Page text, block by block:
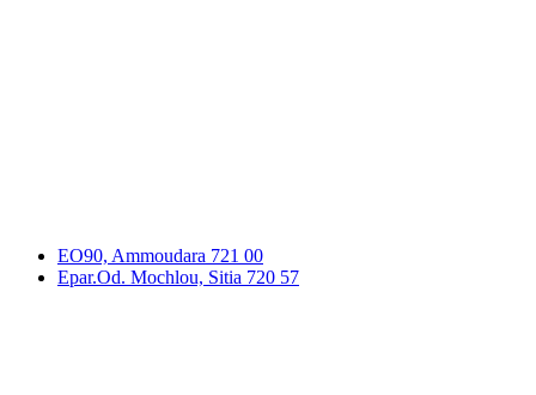
EO90, Ammoudara 721 00
Epar.Od. Mochlou, Sitia 720 57